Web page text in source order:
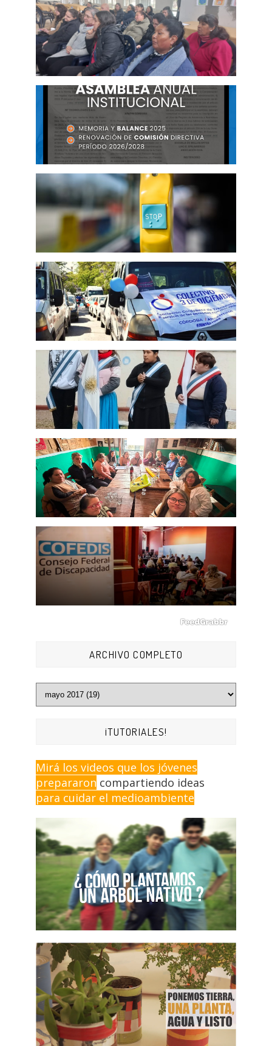
ARCHIVO COMPLETO
¡TUTORIALES!
Mirá los videos que los jóvenes
prepararon compartiendo ideas
para cuidar el medioambiente